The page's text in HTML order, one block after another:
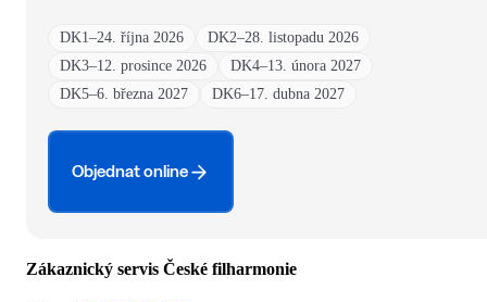
DK1–24. října 2026 DK2–28. listopadu 2026
DK3–12. prosince 2026 DK4–13. února 2027
DK5–6. března 2027 DK6–17. dubna 2027
Objednat online
Zákaznický servis České filharmonie